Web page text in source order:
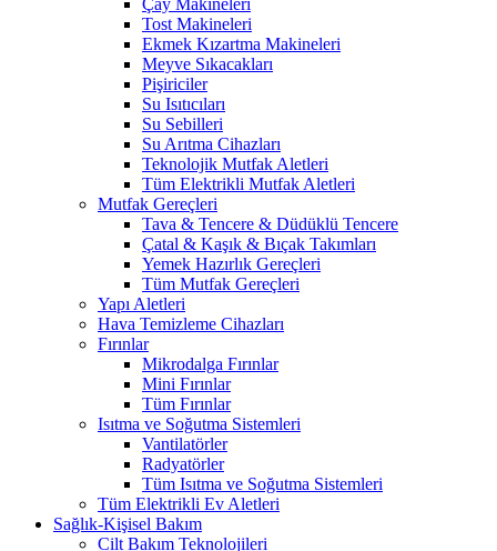
Çay Makineleri
Tost Makineleri
Ekmek Kızartma Makineleri
Meyve Sıkacakları
Pişiriciler
Su Isıtıcıları
Su Sebilleri
Su Arıtma Cihazları
Teknolojik Mutfak Aletleri
Tüm Elektrikli Mutfak Aletleri
Mutfak Gereçleri
Tava & Tencere & Düdüklü Tencere
Çatal & Kaşık & Bıçak Takımları
Yemek Hazırlık Gereçleri
Tüm Mutfak Gereçleri
Yapı Aletleri
Hava Temizleme Cihazları
Fırınlar
Mikrodalga Fırınlar
Mini Fırınlar
Tüm Fırınlar
Isıtma ve Soğutma Sistemleri
Vantilatörler
Radyatörler
Tüm Isıtma ve Soğutma Sistemleri
Tüm Elektrikli Ev Aletleri
Sağlık-Kişisel Bakım
Cilt Bakım Teknolojileri